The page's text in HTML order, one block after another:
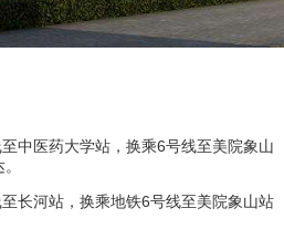
中医药大学站，换乘6号线至美院象山
长河站，换乘地铁6号线至美院象山站